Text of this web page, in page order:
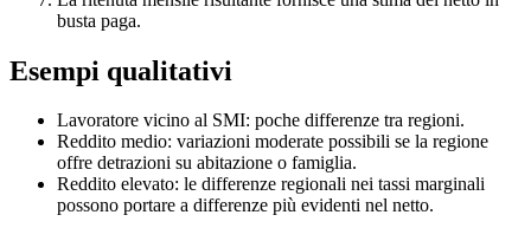
busta paga.
Esempi qualitativi
Lavoratore vicino al SMI: poche differenze tra regioni.
Reddito medio: variazioni moderate possibili se la regione
offre detrazioni su abitazione o famiglia.
Reddito elevato: le differenze regionali nei tassi marginali
possono portare a differenze più evidenti nel netto.